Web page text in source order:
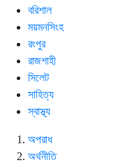
বরিশাল
ময়মনসিংহ
রংপুর
রাজশাহী
সিলেট
সাহিত্য
স্বাস্থ্য
অপরাধ
অর্থনীতি